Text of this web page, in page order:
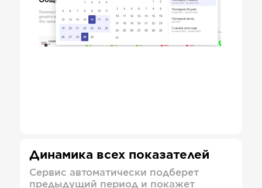
Динамика всех показателей
Сервис автоматически подберет
предыдущий период и покажет